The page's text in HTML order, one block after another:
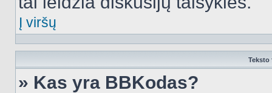
Į viršų
Teksto
» Kas yra BBKodas?